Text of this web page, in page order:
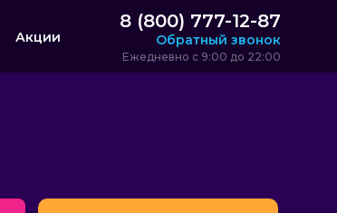
Акции
8 (800) 777-12-87
Обратный звонок
Ежедневно с 9:00 до 22:00